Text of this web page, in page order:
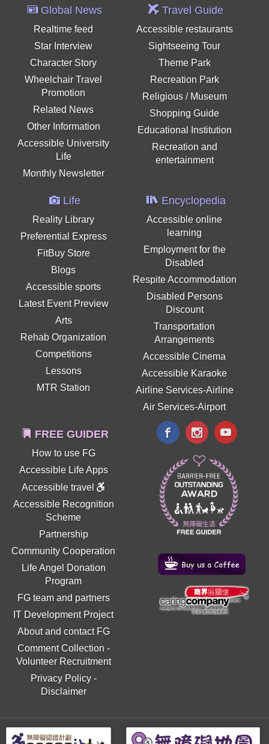
Global News
Realtime feed
Star Interview
Character Story
Wheelchair Travel
Promotion
Related News
Other Information
Accessible University
Life
Monthly Newsletter
Travel Guide
Accessible restaurants
Sightseeing Tour
Theme Park
Recreation Park
Religious / Museum
Shopping Guide
Educational Institution
Recreation and
entertainment
Life
Reality Library
Preferential Express
FitBuy Store
Blogs
Accessible sports
Latest Event Preview
Arts
Rehab Organization
Competitions
Lessons
MTR Station
Encyclopedia
Accessible online
learning
Employment for the
Disabled
Respite Accommodation
Disabled Persons
Discount
Transportation
Arrangements
Accessible Cinema
Accessible Karaoke
Airline Services-Airline
Air Services-Airport
FREE GUIDER
How to use FG
Accessible Life Apps
Accessible travel
Accessible Recognition
Scheme
Partnership
Community Cooperation
Life Angel Donation
Program
FG team and partners
IT Development Project
About and contact FG
Comment Collection -
Volunteer Recruitment
Privacy Policy-
Disclaimer